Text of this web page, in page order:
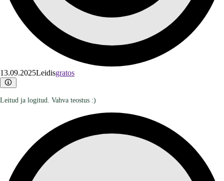
13.09.2025Leidisgratos
Leitud ja logitud. Vahva teostus :)